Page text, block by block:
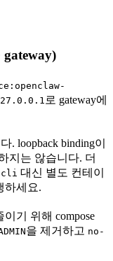
로 gateway에
. loopback binding이
지는 않습니다. 더
cli 대신 별도 컨테이
하세요.
기 위해 compose
을 제거하고 no-